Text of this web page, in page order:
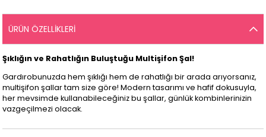
ÜRÜN ÖZELLIKLERI
Şıklığın ve Rahatlığın Buluştuğu Multişifon Şal!
Gardırobunuzda hem şıklığı hem de rahatlığı bir arada arıyorsanız,
multişifon şallar tam size göre! Modern tasarımı ve hafif dokusuyla,
her mevsimde kullanabileceğiniz bu şallar, günlük kombinlerinizin
vazgeçilmezi olacak.